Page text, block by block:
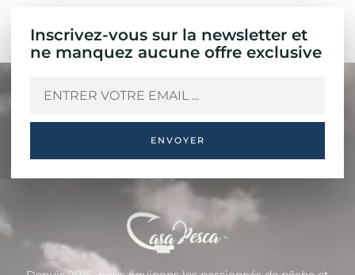
Inscrivez-vous sur la newsletter et
ne manquez aucune offre exclusive
ENVOYER